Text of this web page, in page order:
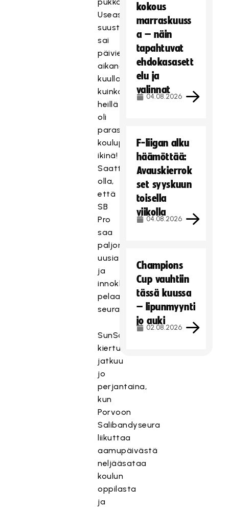
Useasta
suusta
sai
päivien
aikana
kuulla,
kuinka
heillä
oli
paras
koulupäivä
ikinä!
Saattaakin
olla,
että
SB
Pro
saa
paljon
uusia
ja
innokkaita
pelaajia
seuraansa.
SunSäbä-
kiertue
jatkuu
jo
perjantaina,
kun
Porvoon
Salibandyseura
liikuttaa
aamupäivästä
neljääsataa
koulun
oppilasta
ja
kokous
marraskuuss
a – näin
tapahtuvat
ehdokasasett
elu ja
valinnat
04.08.2026
F-liigan alku
häämöttää:
Avauskierrok
set syyskuun
toisella
viikolla
04.08.2026
Champions
Cup vauhtiin
tässä kuussa
– lipunmyynti
jo auki
02.08.2026